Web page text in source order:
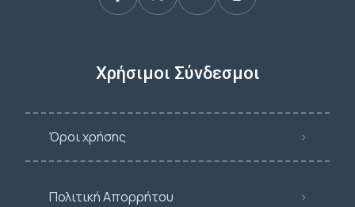
Χρήσιμοι Σύνδεσμοι
Όροι χρήσης
Πολιτική Απορρήτου